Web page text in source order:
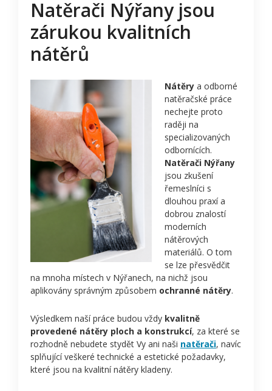
Natěrači Nýřany jsou
zárukou kvalitních
nátěrů
Nátěry a odborné
natěračské práce
nechejte proto
raději na
specializovaných
odbornících.
Natěrači Nýřany
jsou zkušení
řemeslníci s
dlouhou praxí a
dobrou znalostí
moderních
nátěrových
materiálů. O tom
se lze přesvědčit
na mnoha místech v Nýřanech, na nichž jsou
aplikovány správným způsobem ochranné nátěry.
Výsledkem naší práce budou vždy kvalitně
provedené nátěry ploch a konstrukcí, za které se
rozhodně nebudete stydět Vy ani naši natěrači, navíc
splňující veškeré technické a estetické požadavky,
které jsou na kvalitní nátěry kladeny.